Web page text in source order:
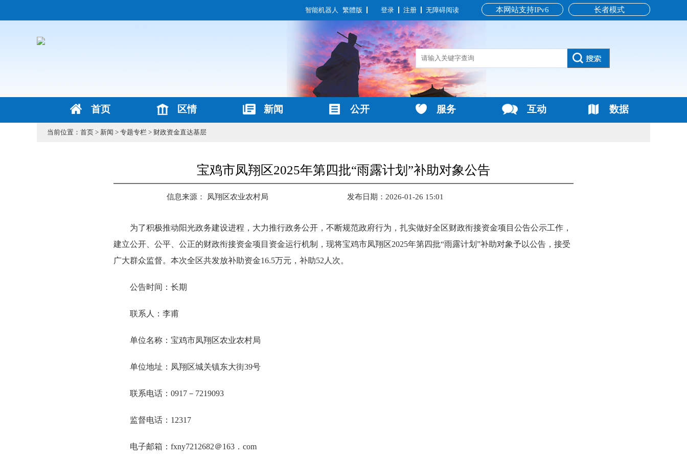
长者模式
本网站支持IPv6
智能机器人 繁體版 登录 注册 无障碍阅读
首页 区情 新闻 公开 服务 互动 数据
当前位置： 首页 > 新闻 > 专题专栏 > 财政资金直达基层
宝鸡市凤翔区2025年第四批“雨露计划”补助对象公告
信息来源： 凤翔区农业农村局 发布日期：2026-01-26 15:01
为了积极推动阳光政务建设进程，大力推行政务公开，不断规范政府行为，扎实做好全区财政衔接资金项目公告公示工作，
建立公开、公平、公正的财政衔接资金项目资金运行机制，现将宝鸡市凤翔区2025年第四批“雨露计划”补助对象予以公告，接受
广大群众监督。本次全区共发放补助资金16.5万元，补助52人次。
公告时间：长期
联系人：李甫
单位名称：宝鸡市凤翔区农业农村局
单位地址：凤翔区城关镇东大街39号
联系电话：0917－7219093
监督电话：12317
电子邮箱：fxny7212682＠163．com